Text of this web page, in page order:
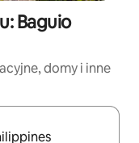
Baguio
domy i inne
się po nich za